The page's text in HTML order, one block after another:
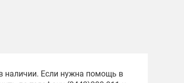
наличии. Если нужна помощь в